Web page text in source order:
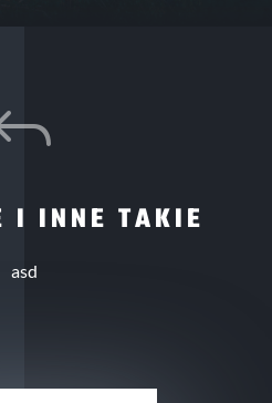
I INNE TAKIE
asd